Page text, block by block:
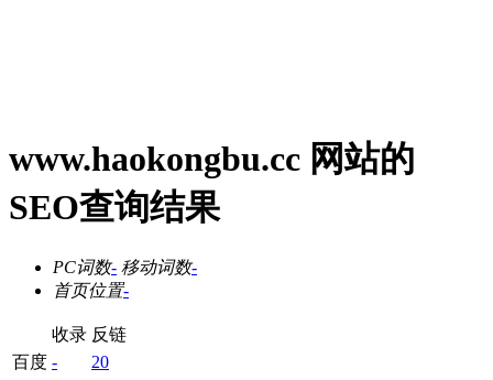
www.haokongbu.cc 网站的
SEO查询结果
PC词数- 移动词数-
首页位置-
收录 反链
百度 -
20